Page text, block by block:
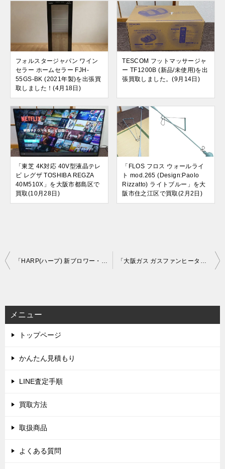
フォルスタージャパン ワイン
セラー ホームセラー FJH-
55GS-BK (2021年製)を出張買
取しました！(4月18日)
TESCOM フットマッサージャ
ー TF1200B (新品/未使用)を出
張買取しました。(9月14日)
「東芝 4K対応 40V型液晶テレ
ビ レグザ TOSHIBA REGZA
40M510X」を大阪市都島区で
買取(10月28日)
「FLOS フロス ウォールライ
ト mod.265 (Design:Paolo
Rizzatto) ライトブルー」を大
阪市住之江区で買取(2月2日)
投
ビ
ゲ
ー
シ
「HARP(ハープ) 新ブロワー・ブローパイプキット No.K22 No.507」を大阪府門真市で買取(12月27日) 「大阪ガス ガスファンヒーター 都市ガス用 140-6023 140-5605 140-5862」を大阪府守口市で買取(12月30日)
メニュー
トップページ
かんたん見積もり
LINE査定手順
買取方法
取扱商品
よくある質問